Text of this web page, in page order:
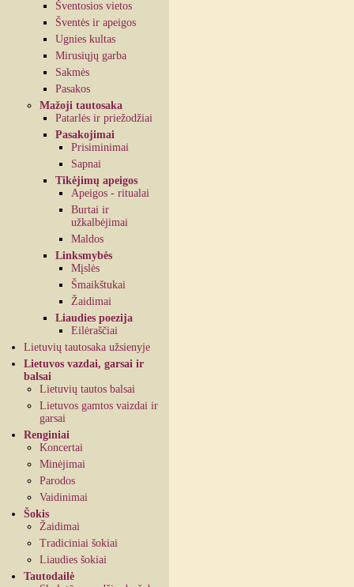
Šventosios vietos
Šventės ir apeigos
Ugnies kultas
Mirusiųjų garba
Sakmės
Pasakos
Mažoji tautosaka
Patarlės ir priežodžiai
Pasakojimai
Prisiminimai
Sapnai
Tikėjimų apeigos
Apeigos - ritualai
Burtai ir
užkalbėjimai
Maldos
Linksmybės
Mįslės
Šmaikštukai
Žaidimai
Liaudies poezija
Eilėraščiai
Lietuvių tautosaka užsienyje
Lietuvos vazdai, garsai ir
balsai
Lietuvių tautos balsai
Lietuvos gamtos vaizdai ir
garsai
Renginiai
Koncertai
Minėjimai
Parodos
Vaidinimai
Šokis
Žaidimai
Tradiciniai šokiai
Liaudies šokiai
Tautodailė